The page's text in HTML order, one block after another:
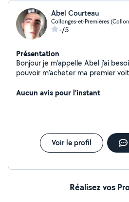
Abel Courteau
Collonges-et-Premières
-/5
Présentation
Bonjour je m’appelle Abel j’ai
pouvoir m’acheter ma premier
Aucun avis pour l'instant
Voir le profil
Réalisez vos